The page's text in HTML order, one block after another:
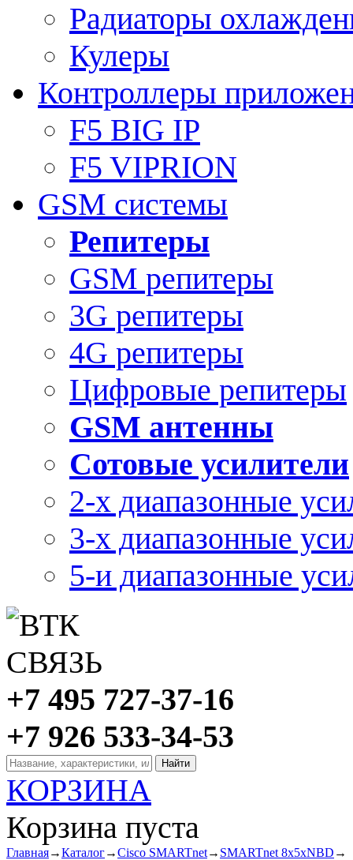
Радиаторы
Кулеры
Контроллеры
F5 BIG IP
F5 VIPRION
GSM системы
Репитеры
GSM репитеры
3G репитеры
4G репитеры
Цифровые репитеры
GSM антенны
Сотовые усилители
2-х диапазонные
3-х диапазонные
5-и диапазонные
+7 495 727-37-16
+7 926 533-34-53
КОРЗИНА
Корзина пуста
Главная→Каталог→Cisco SMARTnet→ SMARTnet 8x5xNBD →